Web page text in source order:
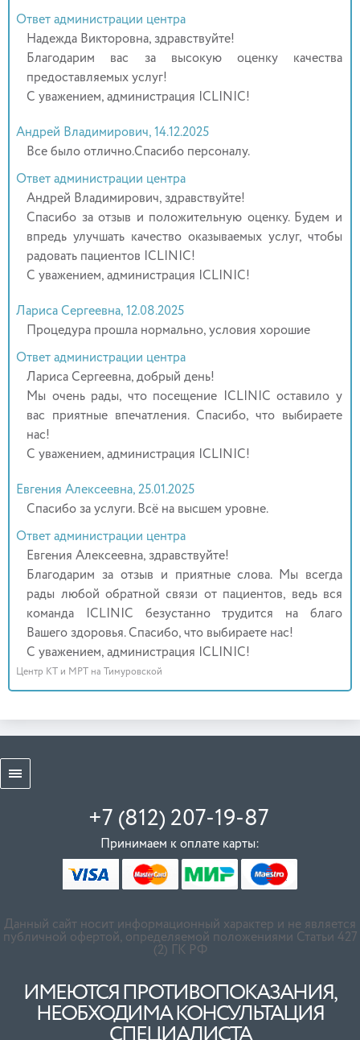
Ответ администрации центра
Надежда Викторовна, здравствуйте!
Благодарим вас за высокую оценку качества
предоставляемых услуг!
С уважением, администрация ICLINIC!
Андрей Владимирович, 14.12.2025
Все было отлично.Спасибо персоналу.
Ответ администрации центра
Андрей Владимирович, здравствуйте!
Спасибо за отзыв и положительную оценку. Будем и
впредь улучшать качество оказываемых услуг, чтобы
радовать пациентов ICLINIC!
С уважением, администрация ICLINIC!
Лариса Сергеевна, 12.08.2025
Процедура прошла нормально, условия хорошие
Ответ администрации центра
Лариса Сергеевна, добрый день!
Мы очень рады, что посещение ICLINIC оставило у
вас приятные впечатления. Спасибо, что выбираете
нас!
С уважением, администрация ICLINIC!
Евгения Алексеевна, 25.01.2025
Спасибо за услуги. Всё на высшем уровне.
Ответ администрации центра
Евгения Алексеевна, здравствуйте!
Благодарим за отзыв и приятные слова. Мы всегда
рады любой обратной связи от пациентов, ведь вся
команда ICLINIC безустанно трудится на благо
Вашего здоровья. Спасибо, что выбираете нас!
С уважением, администрация ICLINIC!
Центр КТ и МРТ на Тимуровской
+7 (812) 207-19-87
Принимаем к оплате карты:
Данный сайт носит информационный характер и не является
публичной офертой, определяемой положениями Статьи 427
(2) ГК РФ
ИМЕЮТСЯ ПРОТИВОПОКАЗАНИЯ,
НЕОБХОДИМА КОНСУЛЬТАЦИЯ
СПЕЦИАЛИСТА